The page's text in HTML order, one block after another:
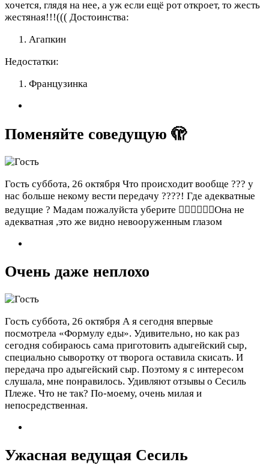
хочется, глядя на нее, а уж если ещё рот откроет, то жесть
жестяная!!!((( Достоинства:
Агапкин
Недостатки:
Французинка
Поменяйте соведущую 🫣
Гость суббота, 26 октября Что происходит вообще ??? у
нас больше некому вести передачу ????! Где адекватные
ведущие ? Мадам пожалуйста уберите 😵‍💫😵‍💫😵‍💫Она не
адекватная ,это же видно невооруженным глазом
Очень даже неплохо
Гость суббота, 26 октября А я сегодня впервые
посмотрела «Формулу еды». Удивительно, но как раз
сегодня собираюсь сама приготовить адыгейский сыр,
специально сыворотку от творога оставила скисать. И
передача про адыгейский сыр. Поэтому я с интересом
слушала, мне понравилось. Удивляют отзывы о Сесиль
Плеже. Что не так? По-моему, очень милая и
непосредственная.
Ужасная ведущая Сесиль